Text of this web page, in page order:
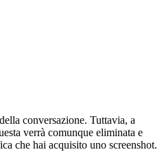
conversazione. Tuttavia, a
verrà comunque eliminata e
che hai acquisito uno screenshot.